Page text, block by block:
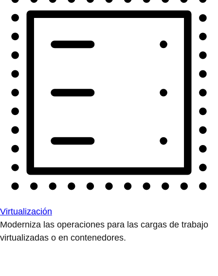
Virtualización
Moderniza las operaciones para las cargas de trabajo
virtualizadas o en contenedores.